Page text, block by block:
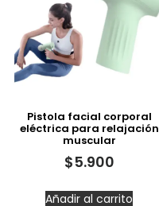
Pistola facial corporal
eléctrica para relajación
muscular
$5.900
Añadir al carrito